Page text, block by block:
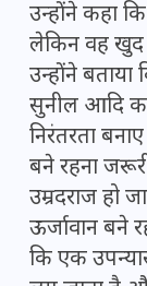
उन्होंने कहा
लेकिन वह खुद
उन्होंने
सुनील आदि
निरंतरता
बने रहना
उम्रदराज हो
ऊर्जावान बने
कि एक